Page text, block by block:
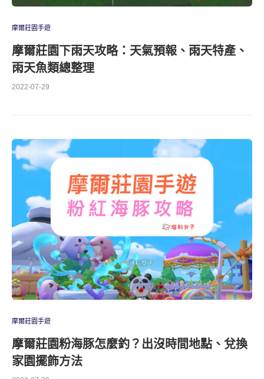
摩爾莊園手遊
摩爾莊園下雨天攻略：天氣預報、雨天特產、
雨天魚類總整理
2022-07-29
摩爾莊園手遊
摩爾莊園粉海豚怎麼釣？出沒時間地點、兌換
家園擺飾方法